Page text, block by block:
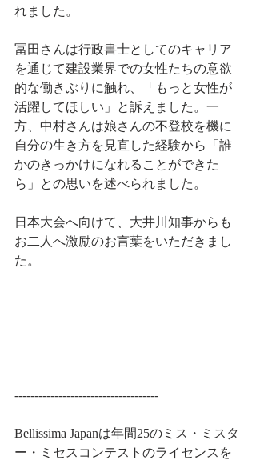
れました。
冨田さんは行政書士としてのキャリア
を通じて建設業界での女性たちの意欲
的な働きぶりに触れ、「もっと女性が
活躍してほしい」と訴えました。一
方、中村さんは娘さんの不登校を機に
自分の生き方を見直した経験から「誰
かのきっかけになれることができた
ら」との思いを述べられました。
日本大会へ向けて、大井川知事からも
お二人へ激励のお言葉をいただきまし
た。
------------------------------------
Bellissima Japanは年間25のミス・ミスタ
ー・ミセスコンテストのライセンスを